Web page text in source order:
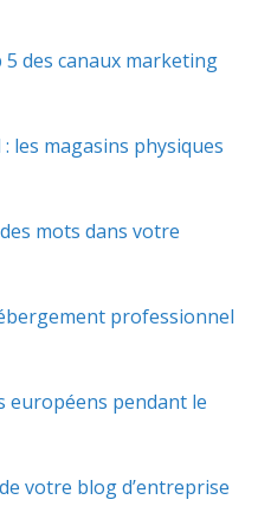
5 des canaux marketing
les magasins physiques
mots dans votre
professionnel
européens pendant le
votre blog d’entreprise